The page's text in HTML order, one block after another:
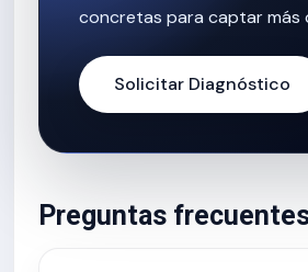
concretas para captar más
Solicitar Diagnóstico
Preguntas